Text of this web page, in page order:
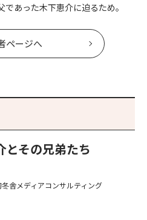
あった木下恵介に迫るため。
ページへ
とその兄弟たち
舎メディアコンサルティング